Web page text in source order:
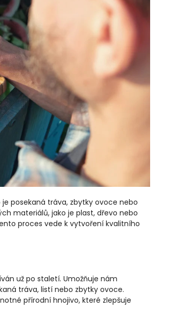
posekaná tráva, zbytky ovoce nebo
materiálů, jako je plast, dřevo nebo
proces vede k vytvoření kvalitního
už po staletí. Umožňuje nám
tráva, listí nebo zbytky ovoce.
přírodní hnojivo, které zlepšuje